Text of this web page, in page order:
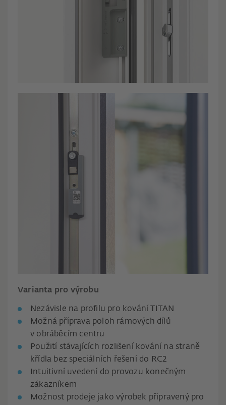
Varianta pro výrobu
Nezávisle na profilu pro kování TITAN
Možná příprava poloh rámových dílů
v obráběcím centru
Použití stávajících rozlišení kování na straně
křídla bez speciálních řešení do RC2
Intuitivní uvedení do provozu konečným
zákazníkem
Možnost prodeje jako výrobek připravený pro